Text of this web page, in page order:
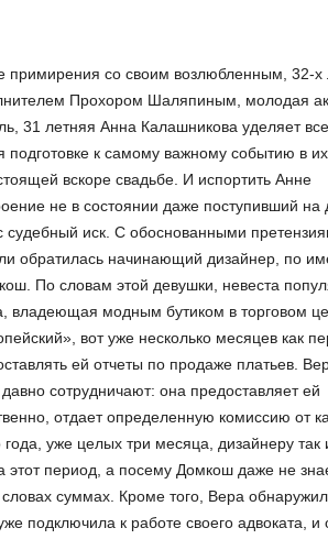
примирения со своим возлюбленным, 32-х
Прохором Шаляпиным, молодая
31 летняя Анна Калашникова уделяет
подготовке к самому важному событию в
вскоре свадьбе. И испортить Анне
не в состоянии даже поступивший на
судебный иск. С обоснованными
обратилась начинающий дизайнер, по
По словам этой девушки, невеста
владеющая модным бутиком в торговом
вот уже несколько месяцев как
ей отчеты по продаже платьев.
сотрудничают: она предоставляет ей
отдает определенную комиссию от
уже целых три месяца, дизайнеру так
период, а посему Домкош даже не
суммах. Кроме того, Вера
подключила к работе своего адвоката, и